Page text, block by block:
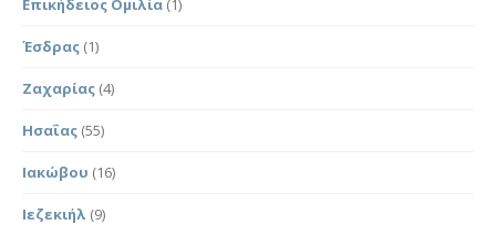
Επικήδειος Ομιλία (1)
Έσδρας (1)
Ζαχαρίας (4)
Ησαΐας (55)
Ιακώβου (16)
Ιεζεκιήλ (9)